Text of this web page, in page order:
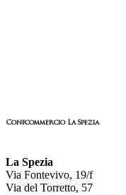
Confcommercio La Spezia
La Spezia
Via Fontevivo, 19/f
Via del Torretto, 57